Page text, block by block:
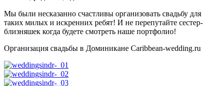
Мы были несказанно счастливы организовать свадьбу для
таких милых и искренних ребят! И не перепутайте сестер-
близняшек когда будете смотреть наше портфолио!
Организация свадьбы в Доминикане Caribbean-wedding.ru